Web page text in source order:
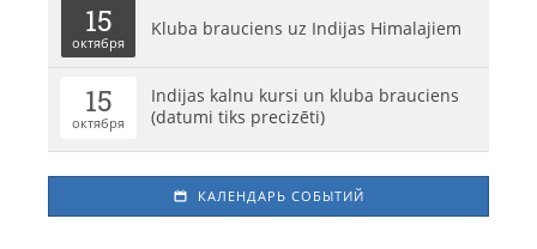
15
октября
Kluba brauciens uz Indijas Himalajiem
15
октября
Indijas kalnu kursi un kluba brauciens
(datumi tiks precizēti)
КАЛЕНДАРЬ СОБЫТИЙ